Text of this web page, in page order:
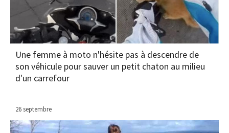
Une femme à moto n'hésite pas à descendre de
son véhicule pour sauver un petit chaton au milieu
d'un carrefour
26 septembre